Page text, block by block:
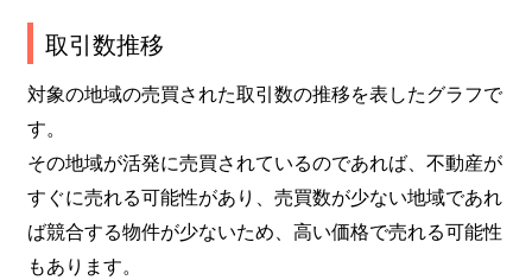
取引数推移
対象の地域の売買された取引数の推移を表したグラフで
す。
その地域が活発に売買されているのであれば、不動産が
すぐに売れる可能性があり、売買数が少ない地域であれ
ば競合する物件が少ないため、高い価格で売れる可能性
もあります。